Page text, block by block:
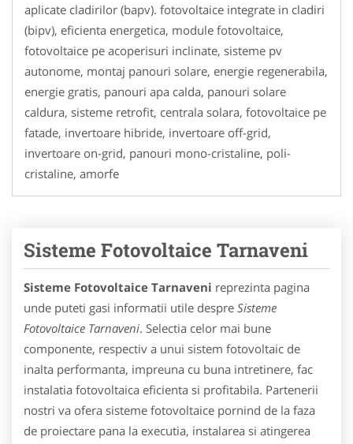
aplicate cladirilor (bapv). fotovoltaice integrate in cladiri
(bipv), eficienta energetica, module fotovoltaice,
fotovoltaice pe acoperisuri inclinate, sisteme pv
autonome, montaj panouri solare, energie regenerabila,
energie gratis, panouri apa calda, panouri solare
caldura, sisteme retrofit, centrala solara, fotovoltaice pe
fatade, invertoare hibride, invertoare off-grid,
invertoare on-grid, panouri mono-cristaline, poli-
cristaline, amorfe
Sisteme Fotovoltaice Tarnaveni
Sisteme Fotovoltaice Tarnaveni reprezinta pagina
unde puteti gasi informatii utile despre Sisteme
Fotovoltaice Tarnaveni. Selectia celor mai bune
componente, respectiv a unui sistem fotovoltaic de
inalta performanta, impreuna cu buna intretinere, fac
instalatia fotovoltaica eficienta si profitabila. Partenerii
nostri va ofera sisteme fotovoltaice pornind de la faza
de proiectare pana la executia, instalarea si atingerea